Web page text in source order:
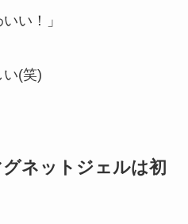
い！」
い(笑)
ネットジェルは初